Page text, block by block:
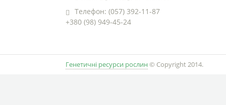
Телефон: (057) 392-11-87
+380 (98) 949-45-24
Генетичні ресурси рослин © Copyright 2014.